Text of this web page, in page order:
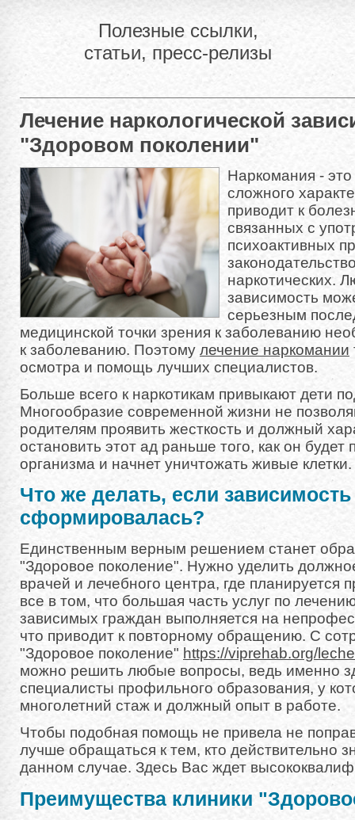
Полезные ссылки,
статьи, пресс-релизы
Лечение наркологической
"Здоровом поколении"
Наркомания -
сложного
приводит к
связанных с
психоактивных
наркотических.
зависимость
серьезным
медицинской точки зрения к заболеванию
к заболеванию. Поэтому лечение наркомании
осмотра и помощь лучших специалистов.
Больше всего к наркотикам привыкают дети
Многообразие современной жизни не
родителям проявить жесткость и должный
остановить этот ад раньше того, как он будет
организма и начнет уничтожать живые клетки.
Что же делать, если
сформировалась?
Единственным верным решением станет
"Здоровое поколение". Нужно уделить
врачей и лечебного центра, где планируется
все в том, что большая часть услуг по
зависимых граждан выполняется на
что приводит к повторному обращению. С
"Здоровое поколение" https://viprehab.org/
можно решить любые вопросы, ведь именно
специалисты профильного образования, у
многолетний стаж и должный опыт в работе.
Чтобы подобная помощь не привела не
лучше обращаться к тем, кто действительно
данном случае. Здесь Вас ждет
Преимущества клиники